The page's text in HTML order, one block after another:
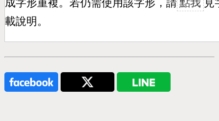
成字形重複。若仍需使用該字形，請 點我 見
載說明。